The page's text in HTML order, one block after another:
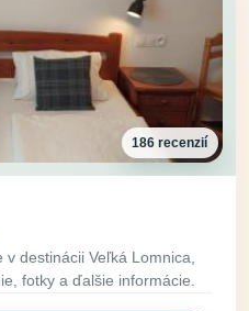
186 recenzií
destinácii Veľká Lomnica,
fotky a ďalšie informácie.